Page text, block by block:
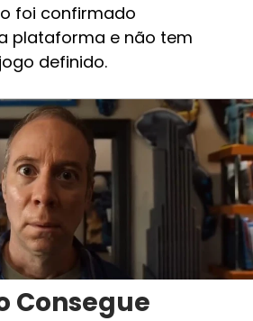
foi confirmado
plataforma e não tem
definido.
Consegue